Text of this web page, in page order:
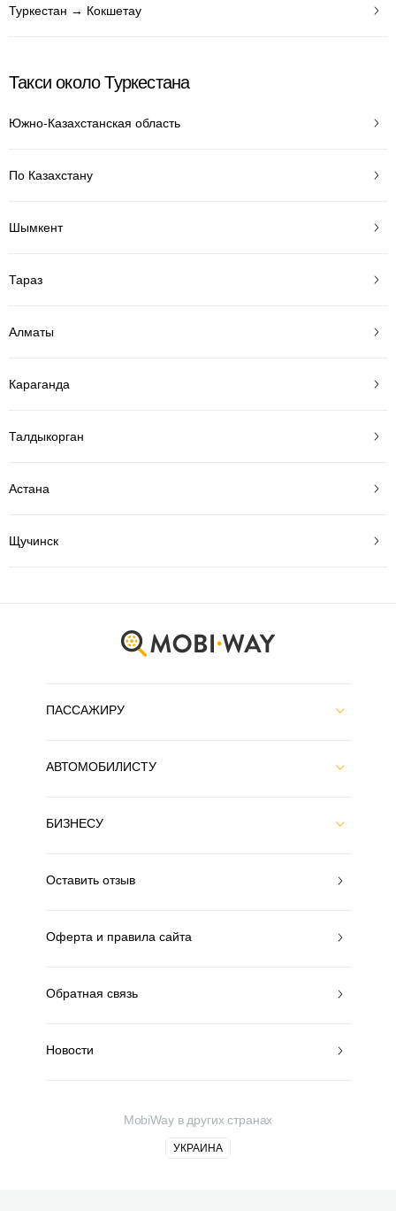
Туркестан → Кокшетау
Такси около Туркестана
Южно-Казахстанская область
По Казахстану
Шымкент
Тараз
Алматы
Караганда
Талдыкорган
Астана
Щучинск
ПАССАЖИРУ
АВТОМОБИЛИСТУ
БИЗНЕСУ
Оставить отзыв
Оферта и правила сайта
Обратная связь
Новости
MobiWay в других странах
УКРАИНА